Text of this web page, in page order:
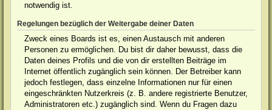
notwendig ist.
Regelungen bezüglich der Weitergabe deiner Daten
Zweck eines Boards ist es, einen Austausch mit anderen
Personen zu ermöglichen. Du bist dir daher bewusst, dass die
Daten deines Profils und die von dir erstellten Beiträge im
Internet öffentlich zugänglich sein können. Der Betreiber kann
jedoch festlegen, dass einzelne Informationen nur für einen
eingeschränkten Nutzerkreis (z. B. andere registrierte Benutzer,
Administratoren etc.) zugänglich sind. Wenn du Fragen dazu